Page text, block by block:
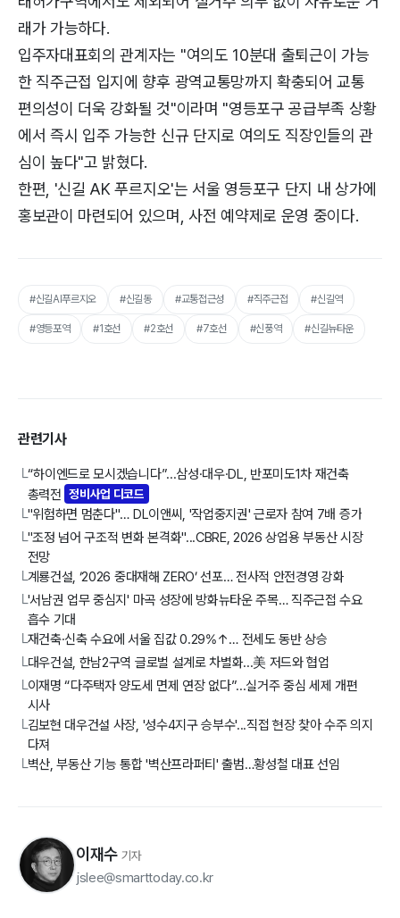
래가 가능하다.
입주자대표회의 관계자는 "여의도 10분대 출퇴근이 가능
한 직주근접 입지에 향후 광역교통망까지 확충되어 교통
편의성이 더욱 강화될 것"이라며 "영등포구 공급부족 상황
에서 즉시 입주 가능한 신규 단지로 여의도 직장인들의 관
심이 높다"고 밝혔다.
한편, '신길 AK 푸르지오'는 서울 영등포구 단지 내 상가에
홍보관이 마련되어 있으며, 사전 예약제로 운영 중이다.
#신길AI푸르지오 #신길동 #교통접근성 #직주근접 #신길역
#영등포역 #1호선 #2호선 #7호선 #신풍역 #신길뉴타운
관련기사
└“하이엔드로 모시겠습니다”...삼성·대우·DL, 반포미도1차 재건축
총력전 정비사업 디코드
└"위험하면 멈춘다"… DL이앤씨, '작업중지권' 근로자 참여 7배 증가
└"조정 넘어 구조적 변화 본격화"...CBRE, 2026 상업용 부동산 시장
전망
└계룡건설, ‘2026 중대재해 ZERO’ 선포… 전사적 안전경영 강화
└'서남권 업무 중심지' 마곡 성장에 방화뉴타운 주목… 직주근접 수요
흡수 기대
└재건축·신축 수요에 서울 집값 0.29%↑… 전세도 동반 상승
└대우건설, 한남2구역 글로벌 설계로 차별화...美 저드와 협업
└이재명 “다주택자 양도세 면제 연장 없다”...실거주 중심 세제 개편
시사
└김보현 대우건설 사장, '성수4지구 승부수'...직접 현장 찾아 수주 의지
다져
└벽산, 부동산 기능 통합 '벽산프라퍼티' 출범…황성철 대표 선임
이재수 기자
jslee@smarttoday.co.kr